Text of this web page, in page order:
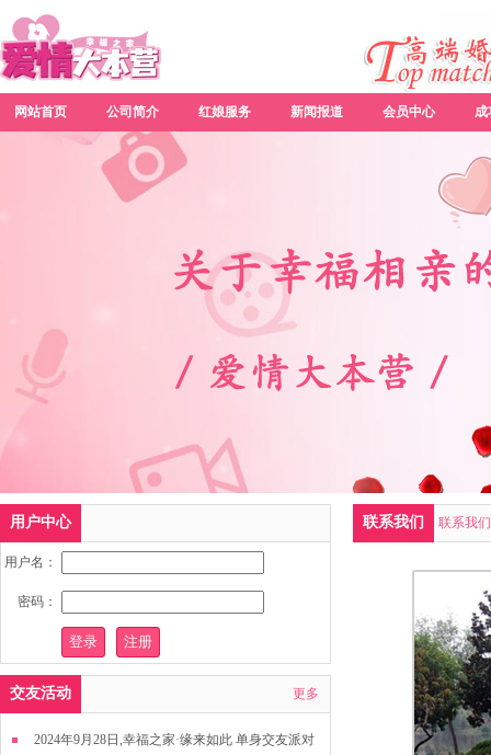
网站首页 公司简介 红娘服务 新闻报道 会员中心 成
联系我们 联系我们
用户中心
用户名：
密码：
交友活动 更多
2024年9月28日,幸福之家·缘来如此 单身交友派对